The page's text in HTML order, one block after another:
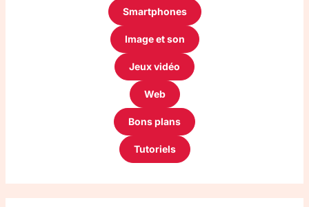
Smartphones
Image et son
Jeux vidéo
Web
Bons plans
Tutoriels